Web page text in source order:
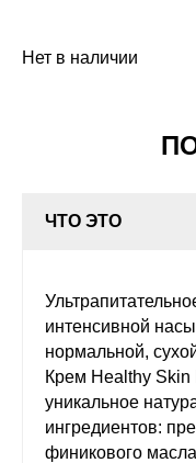
Нет в наличии
интенсивной
нормальной,
Крем Healthy Skin
уникальное
ингредиентов:
финикового